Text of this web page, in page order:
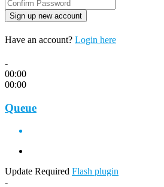
Have an account? Login here
-
00:00
00:00
Queue
Update Required Flash plugin
-